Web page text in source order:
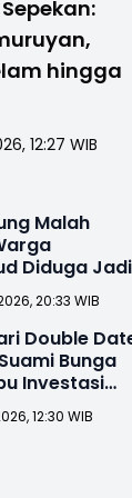
hingga
12:27 WIB
Malah
Diduga Jadi
Investasi
20:33 WIB
Double
Bunga
Investasi
12:30 WIB